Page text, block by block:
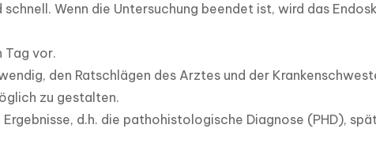
Wenn die Untersuchung beendet ist, wird das
Tag vor.
den Ratschlägen des Arztes und der
zu gestalten.
d.h. die pathohistologische Diagnose (PHD),